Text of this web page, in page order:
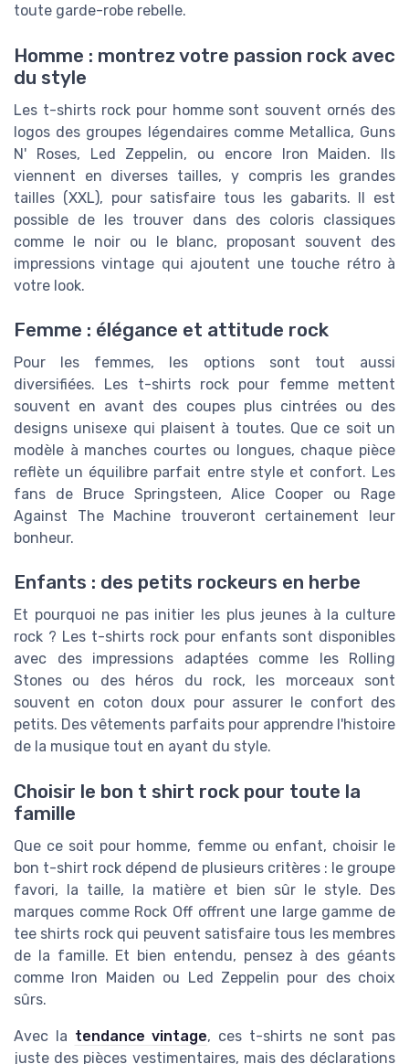
toute garde-robe rebelle.
Homme : montrez votre passion rock avec
du style
Les t-shirts rock pour homme sont souvent ornés des
logos des groupes légendaires comme Metallica, Guns
N' Roses, Led Zeppelin, ou encore Iron Maiden. Ils
viennent en diverses tailles, y compris les grandes
tailles (XXL), pour satisfaire tous les gabarits. Il est
possible de les trouver dans des coloris classiques
comme le noir ou le blanc, proposant souvent des
impressions vintage qui ajoutent une touche rétro à
votre look.
Femme : élégance et attitude rock
Pour les femmes, les options sont tout aussi
diversifiées. Les t-shirts rock pour femme mettent
souvent en avant des coupes plus cintrées ou des
designs unisexe qui plaisent à toutes. Que ce soit un
modèle à manches courtes ou longues, chaque pièce
reflète un équilibre parfait entre style et confort. Les
fans de Bruce Springsteen, Alice Cooper ou Rage
Against The Machine trouveront certainement leur
bonheur.
Enfants : des petits rockeurs en herbe
Et pourquoi ne pas initier les plus jeunes à la culture
rock ? Les t-shirts rock pour enfants sont disponibles
avec des impressions adaptées comme les Rolling
Stones ou des héros du rock, les morceaux sont
souvent en coton doux pour assurer le confort des
petits. Des vêtements parfaits pour apprendre l'histoire
de la musique tout en ayant du style.
Choisir le bon t shirt rock pour toute la
famille
Que ce soit pour homme, femme ou enfant, choisir le
bon t-shirt rock dépend de plusieurs critères : le groupe
favori, la taille, la matière et bien sûr le style. Des
marques comme Rock Off offrent une large gamme de
tee shirts rock qui peuvent satisfaire tous les membres
de la famille. Et bien entendu, pensez à des géants
comme Iron Maiden ou Led Zeppelin pour des choix
sûrs.
Avec la tendance vintage, ces t-shirts ne sont pas
juste des pièces vestimentaires, mais des déclarations